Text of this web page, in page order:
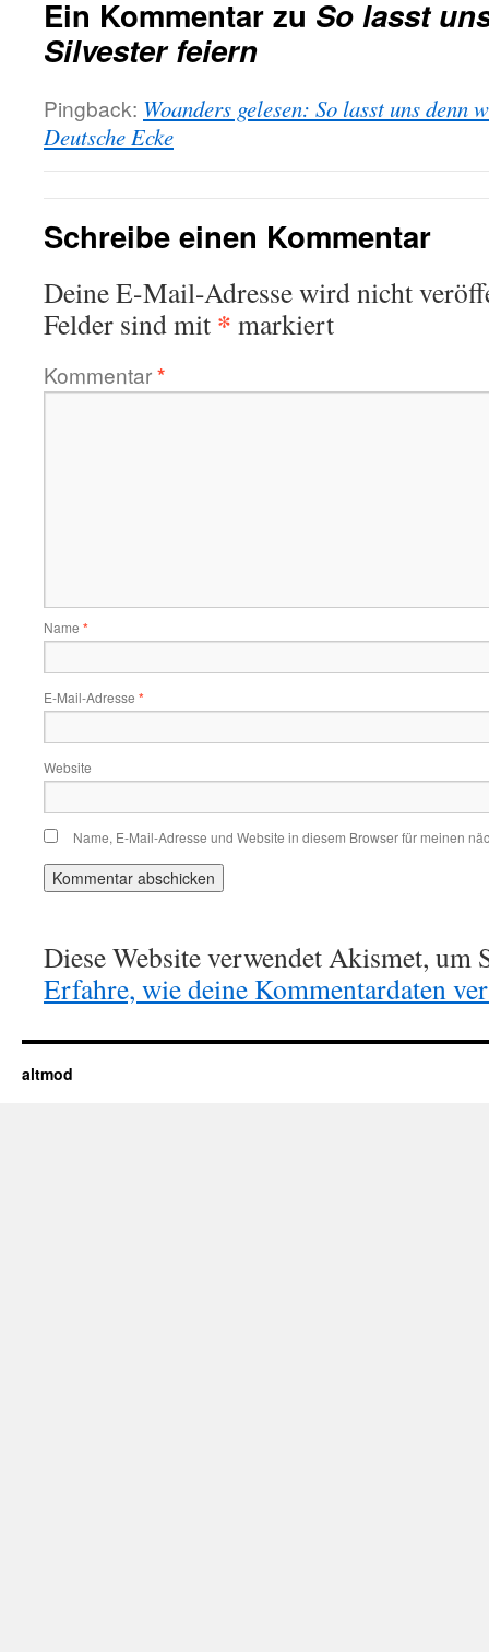
Ein Kommentar zu So lasst
Silvester feiern
Pingback: Woanders gelesen: So lasst uns denn
Deutsche Ecke
Schreibe einen Kommentar
Deine E-Mail-Adresse wird nicht
Felder sind mit * markiert
Kommentar*
Name *
E-Mail-Adresse *
Website
Name, E-Mail-Adresse und Website in diesem Browser für meinen
Diese Website verwendet Akismet, um
Erfahre, wie deine Kommentardaten
altmod